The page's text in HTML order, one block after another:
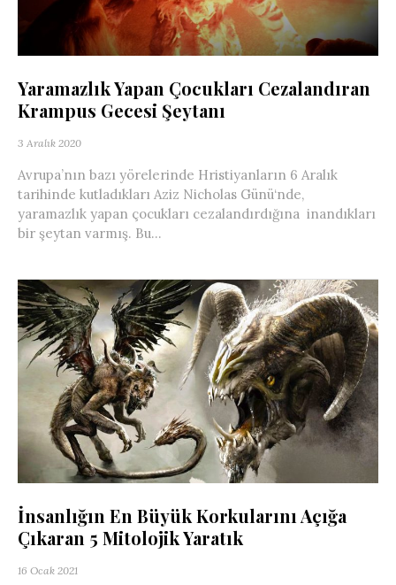
Yaramazlık Yapan Çocukları Cezalandıran
Krampus Gecesi Şeytanı
3 Aralık 2020
Avrupa’nın bazı yörelerinde Hristiyanların 6 Aralık
tarihinde kutladıkları Aziz Nicholas Günü‘nde,
yaramazlık yapan çocukları cezalandırdığına inandıkları
bir şeytan varmış. Bu...
İnsanlığın En Büyük Korkularını Açığa
Çıkaran 5 Mitolojik Yaratık
16 Ocak 2021